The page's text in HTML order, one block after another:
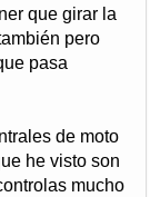
que girar la
pero
pasa
de moto
he visto son
mucho